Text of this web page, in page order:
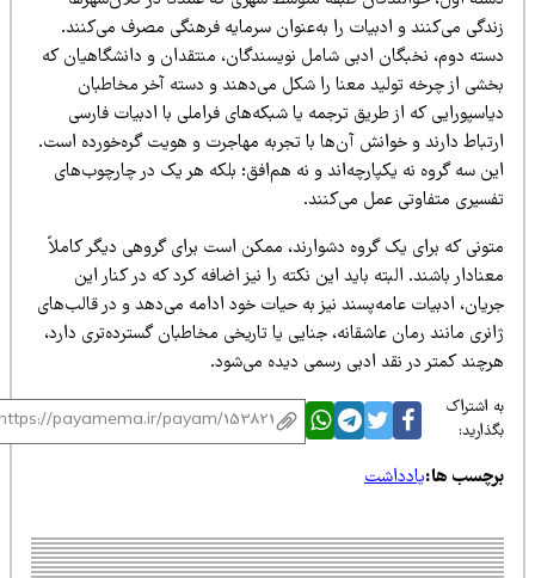
می‌کنند و ادبیات را به‌عنوان سرمایه فرهنگی مصرف می‌کنند.
دوم، نخبگان ادبی شامل نویسندگان، منتقدان و دانشگاهیان که
از چرخه تولید معنا را شکل می‌دهند و دسته آخر مخاطبان
که از طریق ترجمه یا شبکه‌های فراملی با ادبیات فارسی
دارند و خوانش آن‌ها با تجربه مهاجرت و هویت گره‌خورده است.
سه گروه نه یکپارچه‌اند و نه هم‌افق؛ بلکه هر یک در چارچوب‌های
متفاوتی عمل می‌کنند.
که برای یک گروه دشوارند، ممکن است برای گروهی دیگر کاملاً
باشند. البته باید این نکته را نیز اضافه کرد که در کنار این
ادبیات عامه‌پسند نیز به حیات خود ادامه می‌دهد و در قالب‌های
مانند رمان عاشقانه، جنایی یا تاریخی مخاطبان گسترده‌تری دارد،
کمتر در نقد ادبی رسمی دیده می‌شود.
اشتراک
ها:یادداشت